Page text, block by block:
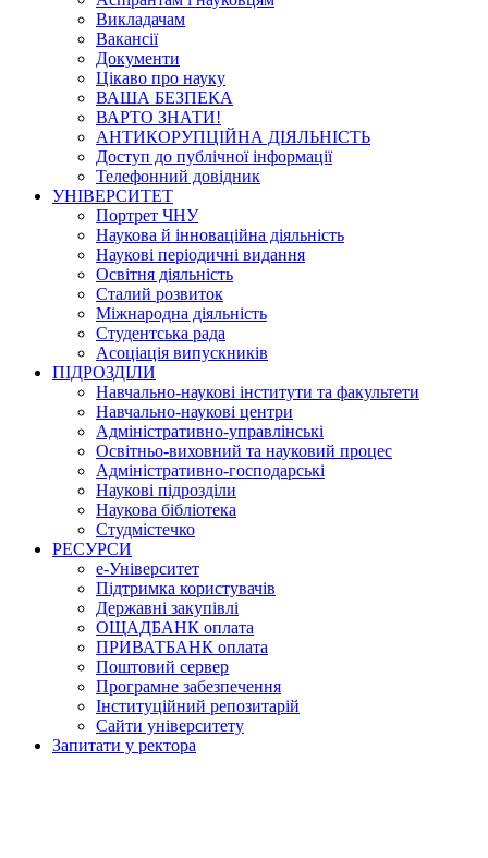
Викладачам
Вакансії
Документи
Цікаво про науку
ВАША БЕЗПЕКА
ВАРТО ЗНАТИ!
АНТИКОРУПЦІЙНА ДІЯЛЬНІСТЬ
Доступ до публічної інформації
Телефонний довідник
УНІВЕРСИТЕТ
Портрет ЧНУ
Наукова й інноваційна діяльність
Наукові періодичні видання
Освітня діяльність
Сталий розвиток
Міжнародна діяльність
Студентська рада
Асоціація випускників
ПІДРОЗДІЛИ
Навчально-наукові інститути та факультети
Навчально-наукові центри
Адміністративно-управлінські
Освітньо-виховний та науковий процес
Адміністративно-господарські
Наукові підрозділи
Наукова бібліотека
Студмістечко
РЕСУРСИ
е-Університет
Підтримка користувачів
Державні закупівлі
ОЩАДБАНК оплата
ПРИВАТБАНК оплата
Поштовий сервер
Програмне забезпечення
Інституційний репозитарій
Сайти університету
Запитати у ректора